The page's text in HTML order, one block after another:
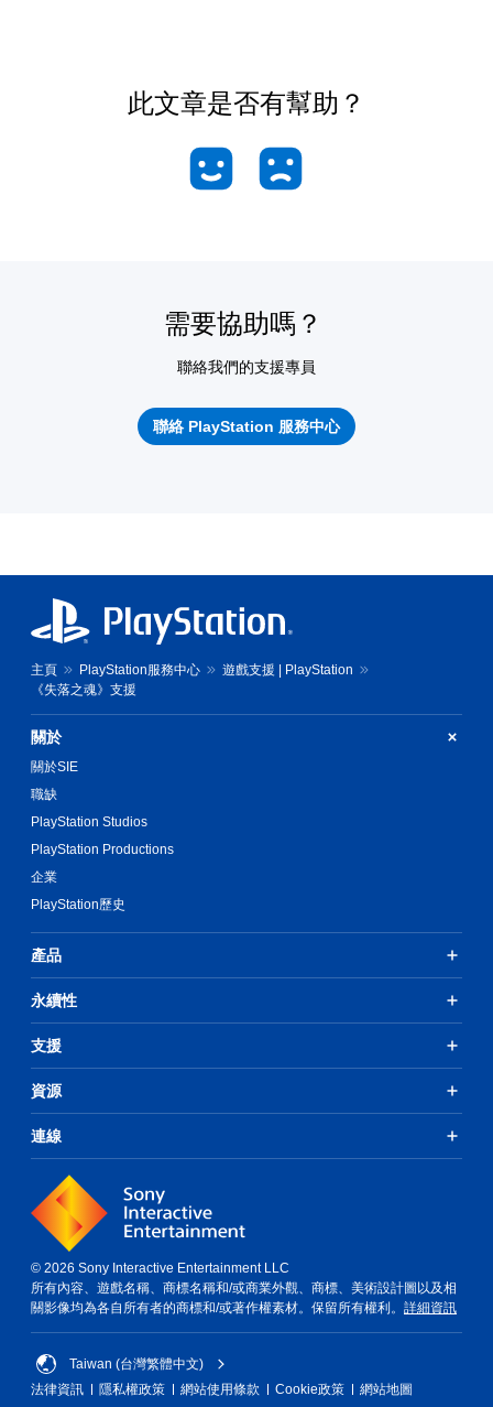
此文章是否有幫助？
需要協助嗎？
聯絡我們的支援專員
聯絡 PlayStation 服務中心
主頁 PlayStation服務中心
遊戲支援 | PlayStation
《失落之魂》支援
關於
關於SIE
職缺
PlayStation Studios
PlayStation Productions
企業
PlayStation歷史
產品
永續性
支援
資源
連線
© 2026 Sony Interactive Entertainment LLC
所有內容、遊戲名稱、商標名稱和/或商業外觀、商標、美術設計圖以及相
關影像均為各自所有者的商標和/或著作權素材。保留所有權利。 詳細資訊
Taiwan (台灣繁體中文)
法律資訊
隱私權政策 網站使用條款 Cookie政策 網站地圖